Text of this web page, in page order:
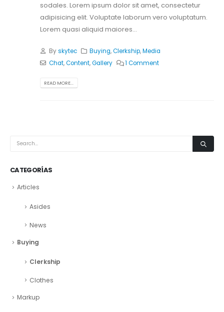
sodales. Lorem ipsum dolor sit amet, consectetur
adipisicing elit. Voluptate laborum vero voluptatum.
Lorem quasi aliquid maiores...
Byskytec Buying,Clerkship,Media
Chat,Content,Gallery 1 Comment
READ MORE...
CATEGORÍAS
Articles
Asides
News
Buying
Clerkship
Clothes
Markup